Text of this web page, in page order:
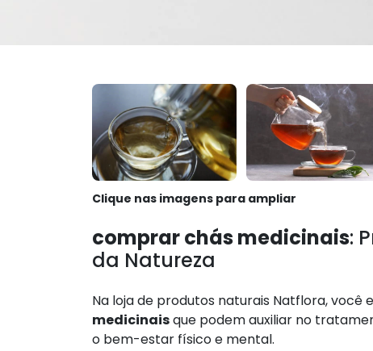
Clique nas imagens para ampliar
comprar chás medicinais:
da Natureza
Na loja de produtos naturais Natflora,
medicinaisque podem auxiliar no
o bem-estar físico e mental.